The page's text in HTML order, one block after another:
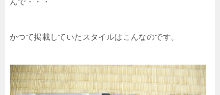
んで・・・
かつて掲載していたスタイルはこんなのです。